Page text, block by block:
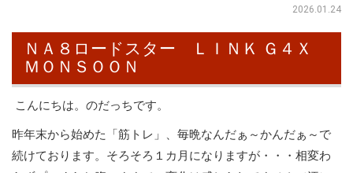
2026.01.24
ＮＡ８ロードスター ＬＩＮＫ Ｇ４Ｘ
ＭＯＮＳＯＯＮ
こんにちは。のだっちです。
昨年末から始めた「筋トレ」、毎晩なんだぁ～かんだぁ～で
続けております。そろそろ１カ月になりますが・・・相変わ